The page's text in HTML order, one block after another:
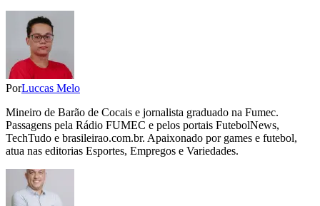
PorLuccas Melo
Mineiro de Barão de Cocais e jornalista graduado na Fumec.
Passagens pela Rádio FUMEC e pelos portais FutebolNews,
TechTudo e brasileirao.com.br. Apaixonado por games e futebol,
atua nas editorias Esportes, Empregos e Variedades.